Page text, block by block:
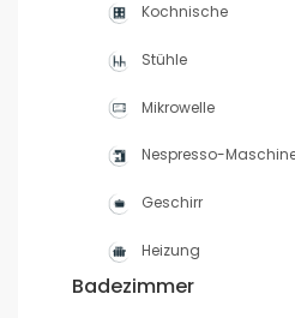
Kochnische
Stühle
Mikrowelle
Nespresso-
Geschirr
Heizung
Badezimmer